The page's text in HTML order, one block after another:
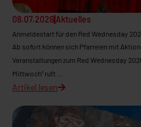
08.07.2026 Aktuelles
Anmeldestart für den Red Wednesday
Ab sofort können sich Pfarreien mit
Veranstaltungen zum Red Wednesday
Mittwoch“ ruft ...
Artikel lesen